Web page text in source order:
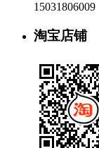
15031806009
淘宝店铺